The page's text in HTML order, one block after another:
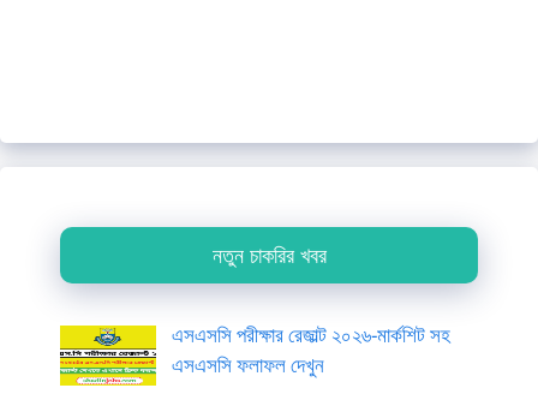
নতুন চাকরির খবর
এসএসসি পরীক্ষার রেজাল্ট ২০২৬-মার্কশিট সহ
এসএসসি ফলাফল দেখুন